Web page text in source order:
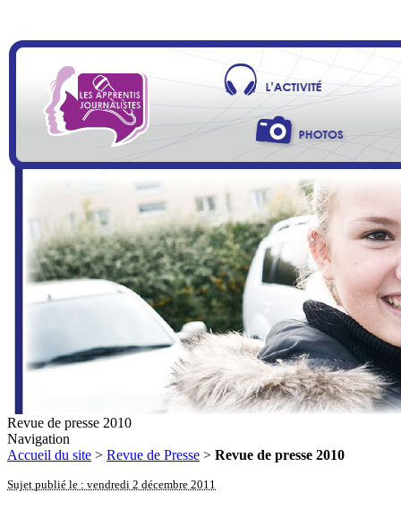
Revue de presse 2010
Navigation
Accueil du site > Revue de Presse > Revue de presse 2010
Sujet publié le : vendredi 2 décembre 2011